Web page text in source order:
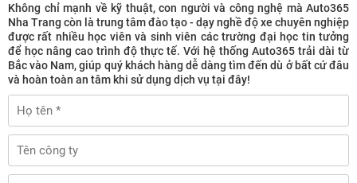
Không chỉ mạnh về kỹ thuật, con người và công nghệ mà Auto365
Nha Trang còn là trung tâm đào tạo - dạy nghề độ xe chuyên nghiệp
được rất nhiều học viên và sinh viên các trường đại học tin tưởng
để học nâng cao trình độ thực tế. Với hệ thống Auto365 trải dài từ
Bắc vào Nam, giúp quý khách hàng dễ dàng tìm đến dù ở bất cứ đâu
và hoàn toàn an tâm khi sử dụng dịch vụ tại đây!